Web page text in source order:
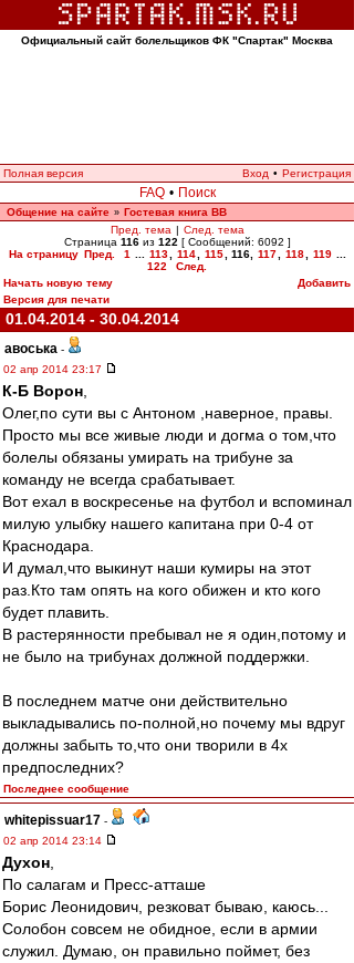
Официальный сайт болельщиков ФК "Спартак" Москва
Полная версия Вход • Регистрация
FAQ • Поиск
Общение на сайте » Гостевая книга ВВ
Пред. тема | След. тема
Страница 116из 122 [ Сообщений: 6092 ]
На страницу Пред. 1 113 114 115 116 117 118 119
122
След.
Начать новую тему
Добавить
Версия для печати
01.04.2014 - 30.04.2014
авоська -
02 апр 2014 23:17
К-Б Ворон
Олег,по сути вы с Антоном ,наверное, правы.
Просто мы все живые люди и догма о том,что
болелы обязаны умирать на трибуне за
команду не всегда срабатывает.
Вот ехал в воскресенье на футбол и вспоминал
милую улыбку нашего капитана при 0-4 от
Краснодара.
И думал,что выкинут наши кумиры на этот
раз.Кто там опять на кого обижен и кто кого
будет плавить.
В растерянности пребывал не я один,потому и
не было на трибунах должной поддержки.
В последнем матче они действительно
выкладывались по-полной,но почему мы вдруг
должны забыть то,что они творили в 4х
предпоследних?
Последнее сообщение
whitepissuar17 -
02 апр 2014 23:14
Духон
По салагам и Пресс-атташе
Борис Леонидович, резковат бываю, каюсь...
Солобон совсем не обидное, если в армии
служил. Думаю, он правильно поймет, без